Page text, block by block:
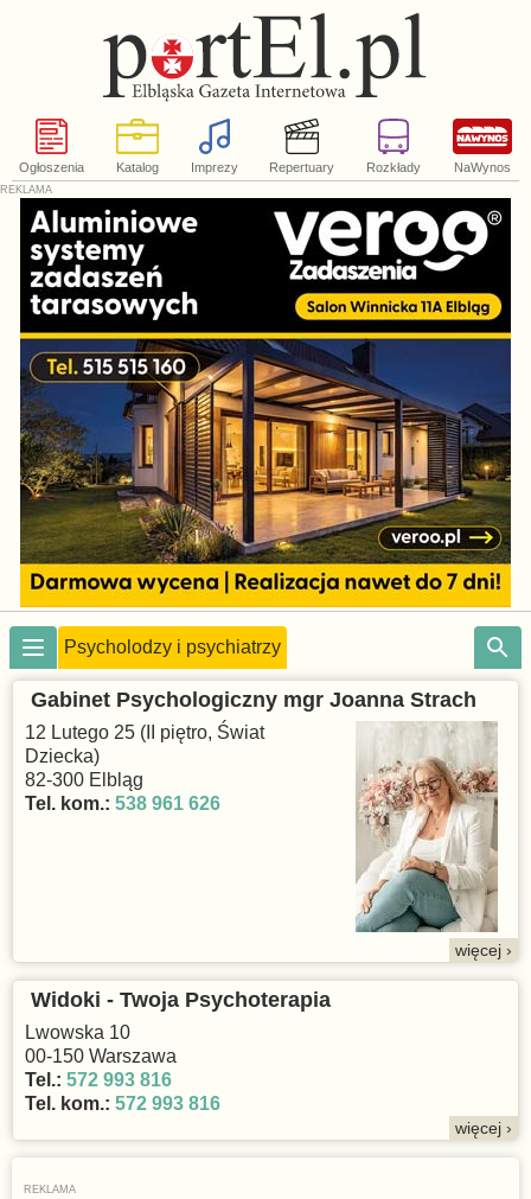
Ogłoszenia Katalog Imprezy Repertuary Rozkłady NaWynos
Psycholodzy i psychiatrzy
Gabinet Psychologiczny mgr Joanna Strach
12 Lutego 25 (II piętro, Świat
Dziecka)
82-300 Elbląg
Tel. kom.: 538 961 626
więcej ›
Widoki - Twoja Psychoterapia
Lwowska 10
00-150 Warszawa
Tel.: 572 993 816
Tel. kom.: 572 993 816
więcej ›